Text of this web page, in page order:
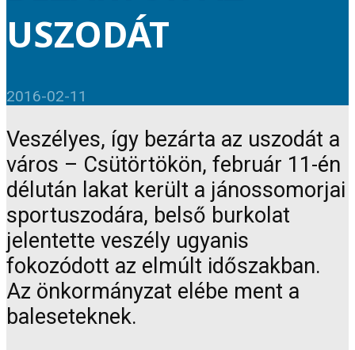
USZODÁT
2016-02-11
Veszélyes, így bezárta az uszodát a
város – Csütörtökön, február 11-én
délután lakat került a jánossomorjai
sportuszodára, belső burkolat
jelentette veszély ugyanis
fokozódott az elmúlt időszakban.
Az önkormányzat elébe ment a
baleseteknek.